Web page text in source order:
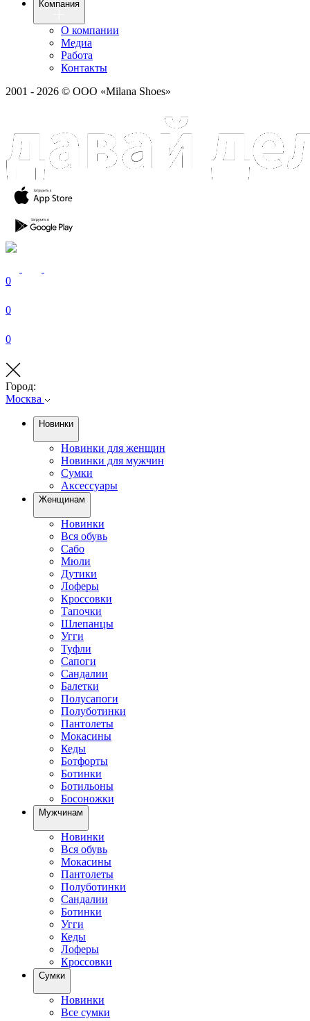
Компания
О компании
Медиа
Работа
Контакты
2001 - 2026 © ООО «Milana Shoes»
0
0
0
Город:
Москва
Новинки
Новинки для женщин
Новинки для мужчин
Сумки
Аксессуары
Женщинам
Новинки
Вся обувь
Сабо
Мюли
Дутики
Лоферы
Кроссовки
Тапочки
Шлепанцы
Угги
Туфли
Сапоги
Сандалии
Балетки
Полусапоги
Полуботинки
Пантолеты
Мокасины
Кеды
Ботфорты
Ботинки
Ботильоны
Босоножки
Мужчинам
Новинки
Вся обувь
Мокасины
Пантолеты
Полуботинки
Сандалии
Ботинки
Угги
Кеды
Лоферы
Кроссовки
Сумки
Новинки
Все сумки